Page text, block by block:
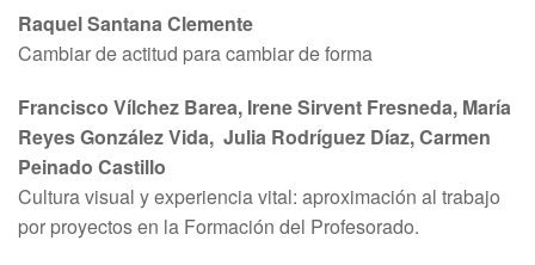
Raquel Santana Clemente
Cambiar de actitud para cambiar de forma
Francisco Vílchez Barea, Irene Sirvent Fresneda, María
Reyes González Vida, Julia Rodríguez Díaz, Carmen
Peinado Castillo
Cultura visual y experiencia vital: aproximación al trabajo
por proyectos en la Formación del Profesorado.